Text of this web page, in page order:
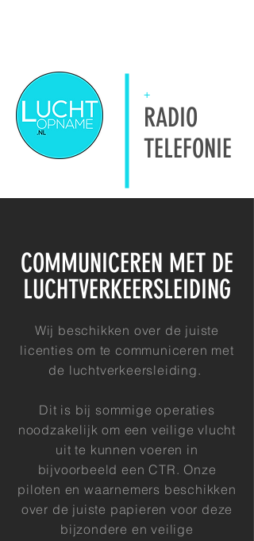
+
RADIO
TELEFONIE
COMMUNICEREN MET DE
LUCHTVERKEERSLEIDING
Wij beschikken over de juiste
licenties om te communiceren met
de luchtverkeersleiding.
Dit is bij sommige operaties
noodzakelijk om een veilige vlucht
uit te kunnen voeren in
bijvoorbeeld een CTR. Onze
piloten en waarnemers beschikken
over de juiste papieren voor deze
bijzondere en veilige